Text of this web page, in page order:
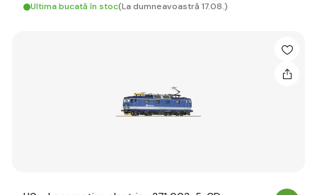
Ultima bucată în stoc(La dumneavoastră 17.08.)